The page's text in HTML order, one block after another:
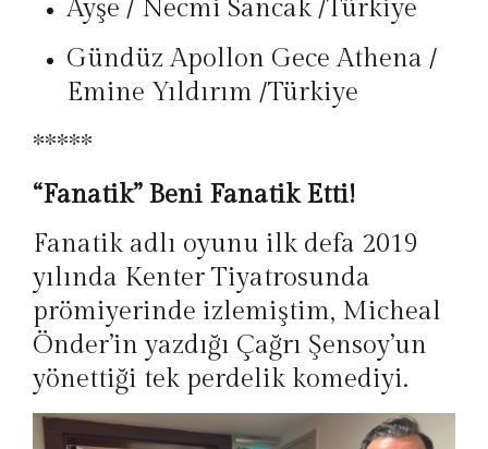
Ayşe / Necmi Sancak /Türkiye
Gündüz Apollon Gece Athena /
Emine Yıldırım /Türkiye
*****
“Fanatik” Beni Fanatik Etti!
Fanatik adlı oyunu ilk defa 2019
yılında Kenter Tiyatrosunda
prömiyerinde izlemiştim, Micheal
Önder’in yazdığı Çağrı Şensoy’un
yönettiği tek perdelik komediyi.